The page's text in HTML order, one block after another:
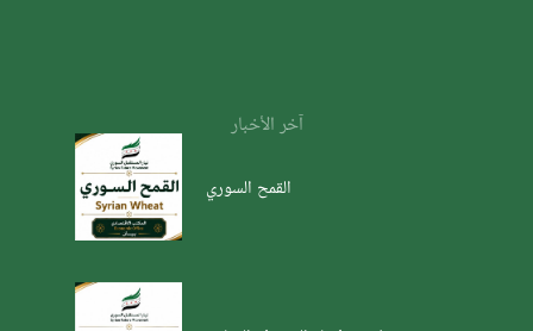
آخر الأخبار
القمح السوري